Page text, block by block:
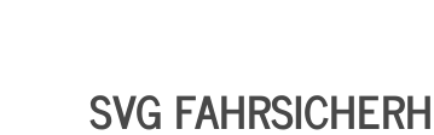
SVG